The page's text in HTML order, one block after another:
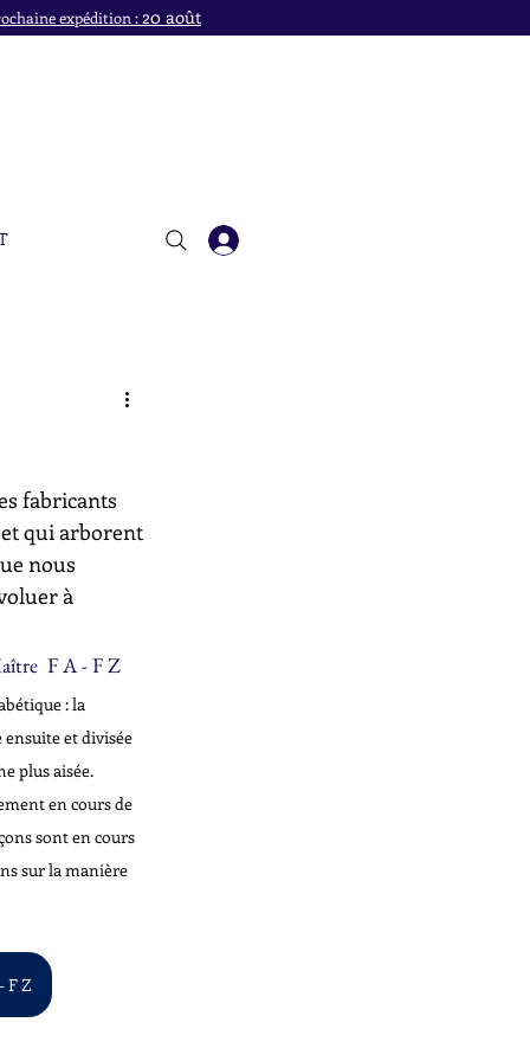
expédition :20 août
fabricants
qui arborent
nous
à
F A - F Z
: la
et divisée
plus aisée.
en cours de
sont en cours
sur la manière
F Z